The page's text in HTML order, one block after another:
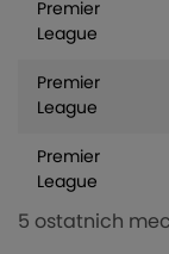
Premier
League
Premier
League
Premier
League
5 ostatnich